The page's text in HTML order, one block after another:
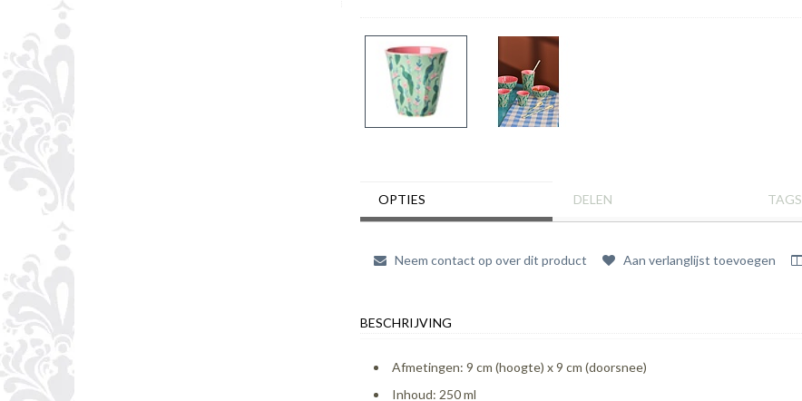
OPTIES DELEN TAGS
Neem contact op over dit product Aan verlanglijst toevoegen
BESCHRIJVING
Afmetingen: 9 cm (hoogte) x 9 cm (doorsnee)
Inhoud: 250 ml